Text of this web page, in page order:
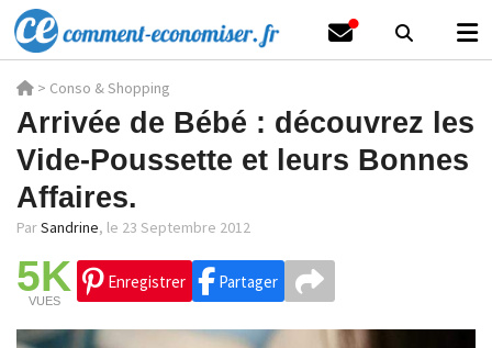
> Conso & Shopping
Arrivée de Bébé : découvrez les
Vide-Poussette et leurs Bonnes
Affaires.
ParSandrine, le 23 Septembre 2012
5K
VUES
Enregistrer Partager